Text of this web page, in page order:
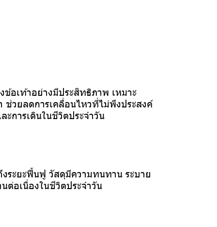
อเท้าอย่างมีประสิทธิภาพ เหมาะ
ช่วยลดการเคลื่อนไหวที่ไม่พึงประสงค์
การเดินในชีวิตประจำวัน
ระยะฟื้นฟู วัสดุมีความทนทาน ระบาย
ต่อเนื่องในชีวิตประจำวัน